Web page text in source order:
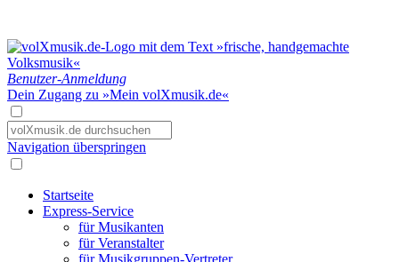
Benutzer-Anmeldung
Dein Zugang zu »Mein volXmusik.de«
Navigation überspringen
Startseite
Express-Service
für Musikanten
für Veranstalter
für Musikgruppen-Vertreter